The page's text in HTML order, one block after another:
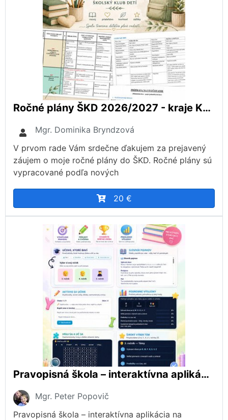
Ročné plány ŠKD 2026/2027 - kraje KE, PO
Mgr. Dominika Bryndzová
V prvom rade Vám srdečne ďakujem za prejavený
záujem o moje ročné plány do ŠKD. Ročné plány sú
vypracované podľa nových
20 €
Pravopisná škola – interaktívna aplikácia na precvičovanie slovenského pravopisu (3. – 5. ročník ZŠ)
Mgr. Peter Popovič
Pravopisná škola – interaktívna aplikácia na